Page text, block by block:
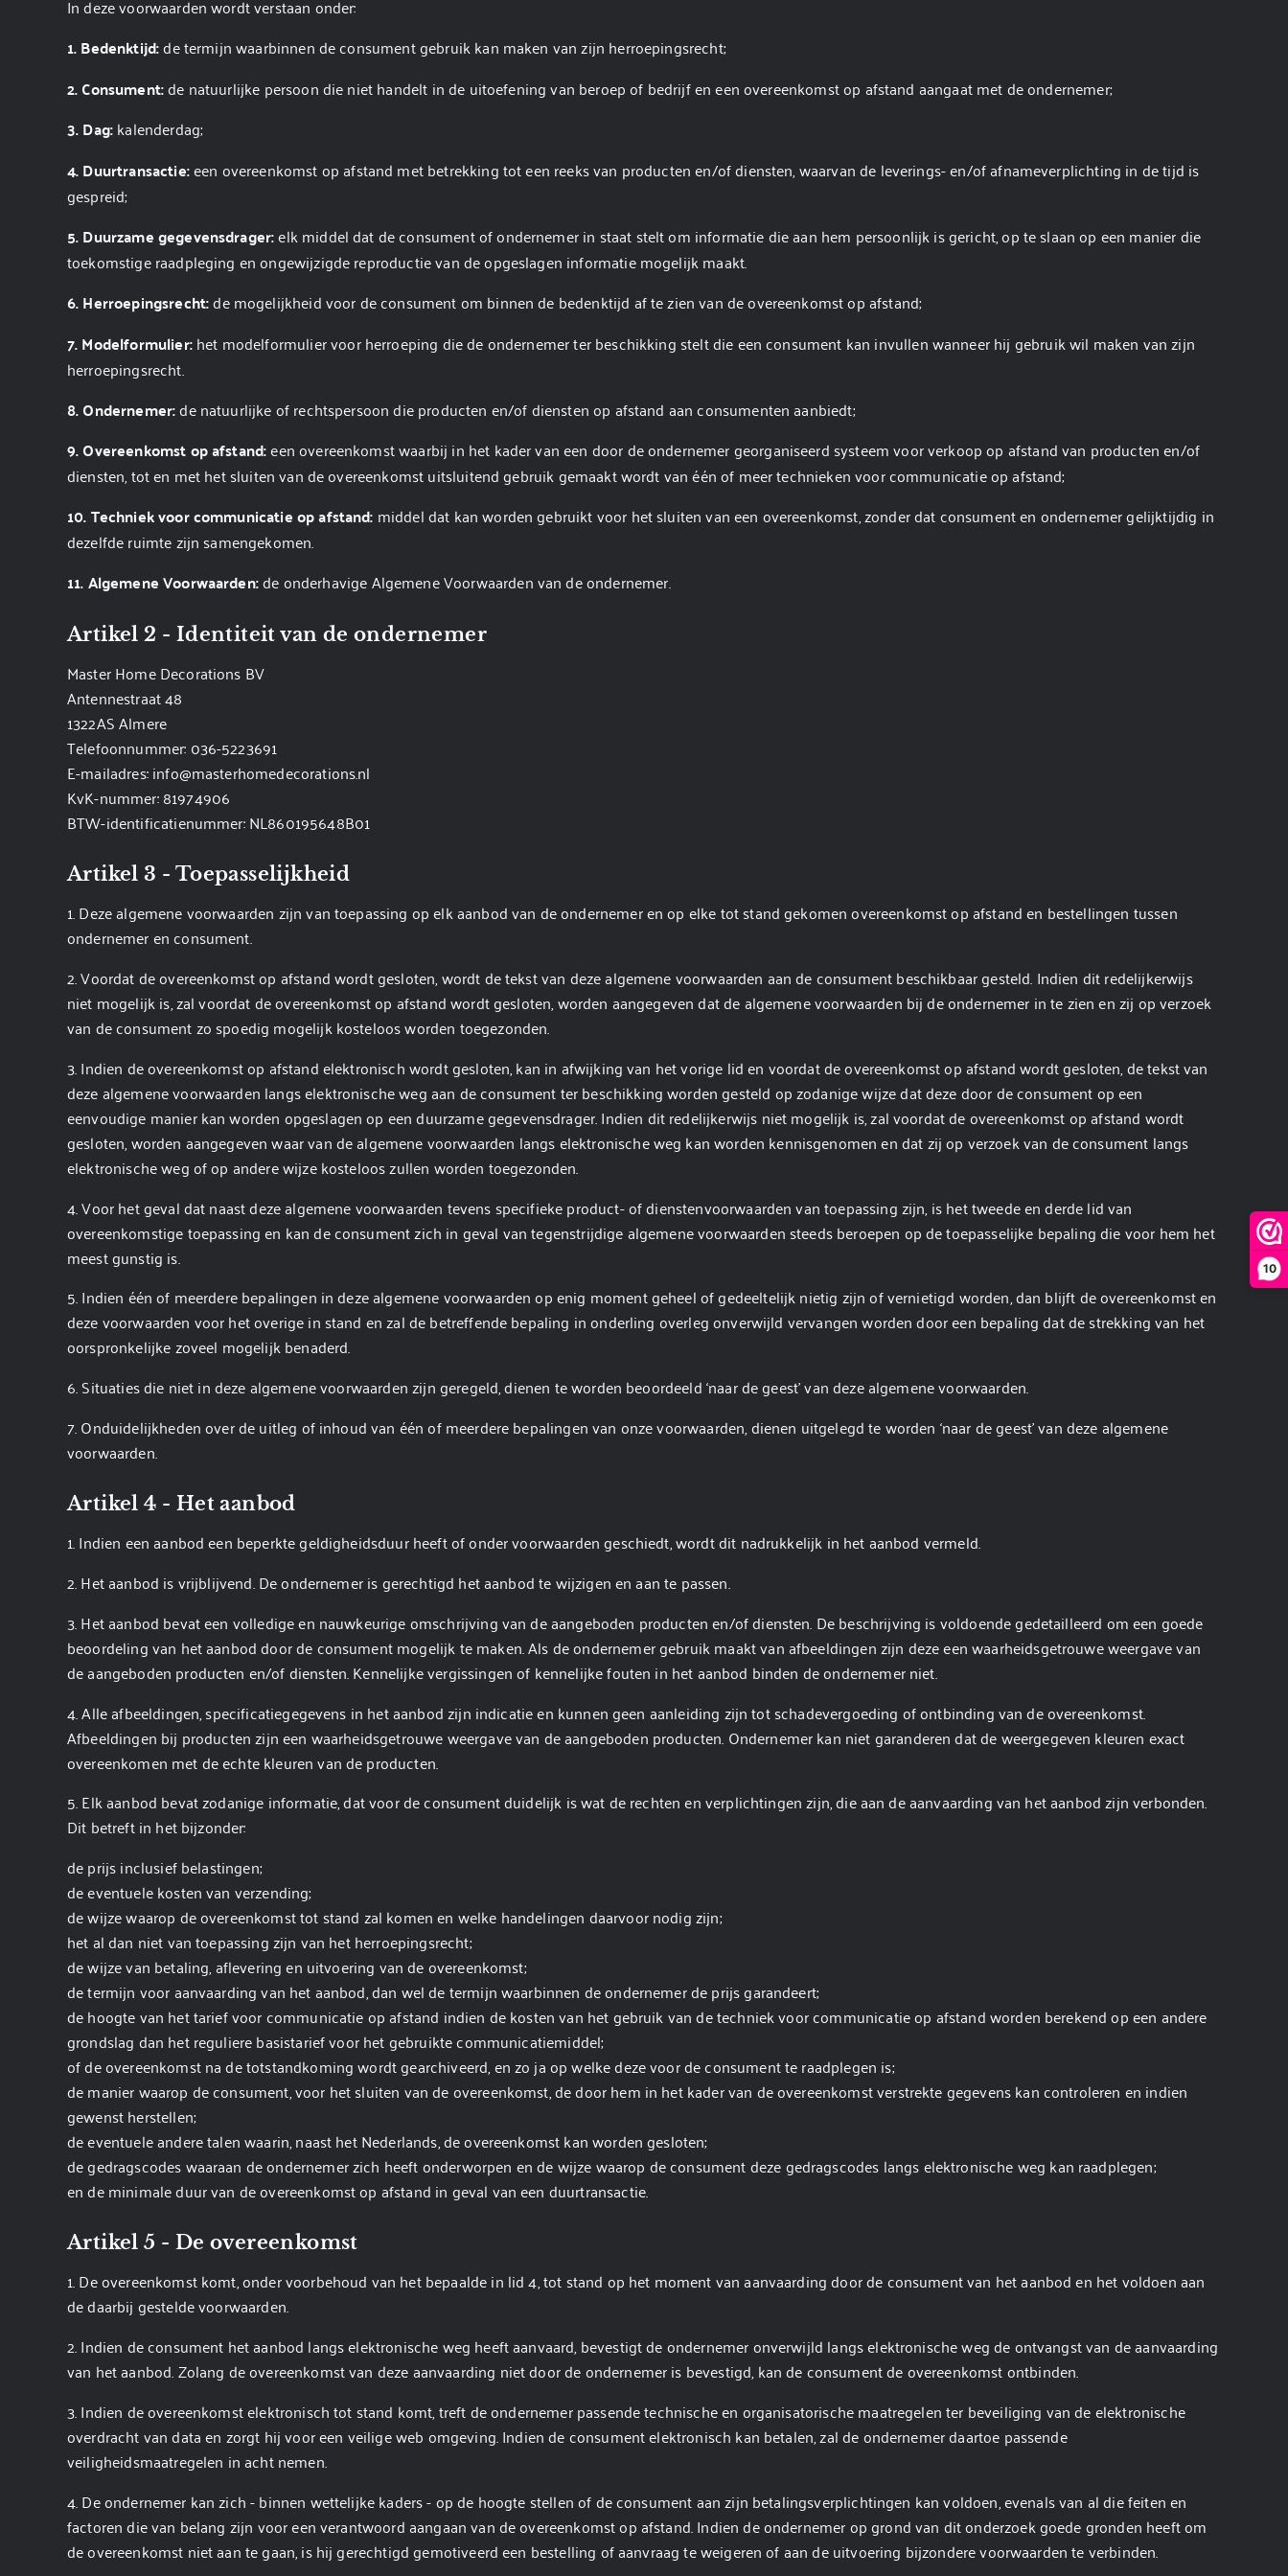
10
In deze voorwaarden wordt verstaan onder:
1. Bedenktijd:de termijn waarbinnen de consument gebruik kan maken van zijn herroepingsrecht;
2. Consument:de natuurlijke persoon die niet handelt in de uitoefening van beroep of bedrijf en een overeenkomst op afstand aangaat met de ondernemer;
3. Dag:kalenderdag;
4. Duurtransactie:een overeenkomst op afstand met betrekking tot een reeks van producten en/of diensten, waarvan de leverings- en/of afnameverplichting in de tijd is
gespreid;
5. Duurzame gegevensdrager:elk middel dat de consument of ondernemer in staat stelt om informatie die aan hem persoonlijk is gericht, op te slaan op een manier die
toekomstige raadpleging en ongewijzigde reproductie van de opgeslagen informatie mogelijk maakt.
6. Herroepingsrecht:de mogelijkheid voor de consument om binnen de bedenktijd af te zien van de overeenkomst op afstand;
7.Modelformulier:het modelformulier voor herroeping die de ondernemer ter beschikking stelt die een consument kan invullen wanneer hij gebruik wil maken van zijn
herroepingsrecht.
8. Ondernemer:de natuurlijke of rechtspersoon die producten en/of diensten op afstand aan consumenten aanbiedt;
9. Overeenkomst op afstand:een overeenkomst waarbij in het kader van een door de ondernemer georganiseerd systeem voor verkoop op afstand van producten en/of
diensten, tot en met het sluiten van de overeenkomst uitsluitend gebruik gemaakt wordt van één of meer technieken voor communicatie op afstand;
10. Techniek voor communicatie op afstand: middel dat kan worden gebruikt voor het sluiten van een overeenkomst, zonder dat consument en ondernemer gelijktijdig in
dezelfde ruimte zijn samengekomen.
11. Algemene Voorwaarden:de onderhavige Algemene Voorwaarden van de ondernemer.
Artikel 2 - Identiteit van de ondernemer
Master Home Decorations BV
Antennestraat 48
1322AS Almere
Telefoonnummer: 036-5223691
E-mailadres: info@masterhomedecorations.nl
KvK-nummer: 81974906
BTW-identificatienummer: NL860195648B01
Artikel 3 - Toepasselijkheid
1. Deze algemene voorwaarden zijn van toepassing op elk aanbod van de ondernemer en op elke tot stand gekomen overeenkomst op afstand en bestellingen tussen
ondernemer en consument.
2. Voordat de overeenkomst op afstand wordt gesloten, wordt de tekst van deze algemene voorwaarden aan de consument beschikbaar gesteld. Indien dit redelijkerwijs
niet mogelijk is, zal voordat de overeenkomst op afstand wordt gesloten, worden aangegeven dat de algemene voorwaarden bij de ondernemer in te zien en zij op verzoek
van de consument zo spoedig mogelijk kosteloos worden toegezonden.
3. Indien de overeenkomst op afstand elektronisch wordt gesloten, kan in afwijking van het vorige lid en voordat de overeenkomst op afstand wordt gesloten, de tekst van
deze algemene voorwaarden langs elektronische weg aan de consument ter beschikking worden gesteld op zodanige wijze dat deze door de consument op een
eenvoudige manier kan worden opgeslagen op een duurzame gegevensdrager. Indien dit redelijkerwijs niet mogelijk is, zal voordat de overeenkomst op afstand wordt
gesloten, worden aangegeven waar van de algemene voorwaarden langs elektronische weg kan worden kennisgenomen en dat zij op verzoek van de consument langs
elektronische weg of op andere wijze kosteloos zullen worden toegezonden.
4. Voor het geval dat naast deze algemene voorwaarden tevens specifieke product- of dienstenvoorwaarden van toepassing zijn, is het tweede en derde lid van
overeenkomstige toepassing en kan de consument zich in geval van tegenstrijdige algemene voorwaarden steeds beroepen op de toepasselijke bepaling die voor hem het
meest gunstig is.
5. Indien één of meerdere bepalingen in deze algemene voorwaarden op enig moment geheel of gedeeltelijk nietig zijn of vernietigd worden, dan blijft de overeenkomst en
deze voorwaarden voor het overige in stand en zal de betreffende bepaling in onderling overleg onverwijld vervangen worden door een bepaling dat de strekking van het
oorspronkelijke zoveel mogelijk benaderd.
6. Situaties die niet in deze algemene voorwaarden zijn geregeld, dienen te worden beoordeeld ‘naar de geest’ van deze algemene voorwaarden.
7. Onduidelijkheden over de uitleg of inhoud van één of meerdere bepalingen van onze voorwaarden, dienen uitgelegd te worden ‘naar de geest’ van deze algemene
voorwaarden.
Artikel 4 - Het aanbod
1. Indien een aanbod een beperkte geldigheidsduur heeft of onder voorwaarden geschiedt, wordt dit nadrukkelijk in het aanbod vermeld.
2. Het aanbod is vrijblijvend. De ondernemer is gerechtigd het aanbod te wijzigen en aan te passen.
3. Het aanbod bevat een volledige en nauwkeurige omschrijving van de aangeboden producten en/of diensten. De beschrijving is voldoende gedetailleerd om een goede
beoordeling van het aanbod door de consument mogelijk te maken. Als de ondernemer gebruik maakt van afbeeldingen zijn deze een waarheidsgetrouwe weergave van
de aangeboden producten en/of diensten. Kennelijke vergissingen of kennelijke fouten in het aanbod binden de ondernemer niet.
4. Alle afbeeldingen, specificatiegegevens in het aanbod zijn indicatie en kunnen geen aanleiding zijn tot schadevergoeding of ontbinding van de overeenkomst.
Afbeeldingen bij producten zijn een waarheidsgetrouwe weergave van de aangeboden producten. Ondernemer kan niet garanderen dat de weergegeven kleuren exact
overeenkomen met de echte kleuren van de producten.
5. Elk aanbod bevat zodanige informatie, dat voor de consument duidelijk is wat de rechten en verplichtingen zijn, die aan de aanvaarding van het aanbod zijn verbonden.
Dit betreft in het bijzonder:
de prijs inclusief belastingen;
de eventuele kosten van verzending;
de wijze waarop de overeenkomst tot stand zal komen en welke handelingen daarvoor nodig zijn;
het al dan niet van toepassing zijn van het herroepingsrecht;
de wijze van betaling, aflevering en uitvoering van de overeenkomst;
de termijn voor aanvaarding van het aanbod, dan wel de termijn waarbinnen de ondernemer de prijs garandeert;
de hoogte van het tarief voor communicatie op afstand indien de kosten van het gebruik van de techniek voor communicatie op afstand worden berekend op een andere
grondslag dan het reguliere basistarief voor het gebruikte communicatiemiddel;
of de overeenkomst na de totstandkoming wordt gearchiveerd, en zo ja op welke deze voor de consument te raadplegen is;
de manier waarop de consument, voor het sluiten van de overeenkomst, de door hem in het kader van de overeenkomst verstrekte gegevens kan controleren en indien
gewenst herstellen;
de eventuele andere talen waarin, naast het Nederlands, de overeenkomst kan worden gesloten;
de gedragscodes waaraan de ondernemer zich heeft onderworpen en de wijze waarop de consument deze gedragscodes langs elektronische weg kan raadplegen;
en de minimale duur van de overeenkomst op afstand in geval van een duurtransactie.
Artikel 5 - De overeenkomst
1. De overeenkomst komt, onder voorbehoud van het bepaalde in lid 4, tot stand op het moment van aanvaarding door de consument van het aanbod en het voldoen aan
de daarbij gestelde voorwaarden.
2. Indien de consument het aanbod langs elektronische weg heeft aanvaard, bevestigt de ondernemer onverwijld langs elektronische weg de ontvangst van de aanvaarding
van het aanbod. Zolang de overeenkomst van deze aanvaarding niet door de ondernemer is bevestigd, kan de consument de overeenkomst ontbinden.
3. Indien de overeenkomst elektronisch tot stand komt, treft de ondernemer passende technische en organisatorische maatregelen ter beveiliging van de elektronische
overdracht van data en zorgt hij voor een veilige web omgeving. Indien de consument elektronisch kan betalen, zal de ondernemer daartoe passende
veiligheidsmaatregelen in acht nemen.
4. De ondernemer kan zich - binnen wettelijke kaders - op de hoogte stellen of de consument aan zijn betalingsverplichtingen kan voldoen, evenals van al die feiten en
factoren die van belang zijn voor een verantwoord aangaan van de overeenkomst op afstand. Indien de ondernemer op grond van dit onderzoek goede gronden heeft om
de overeenkomst niet aan te gaan, is hij gerechtigd gemotiveerd een bestelling of aanvraag te weigeren of aan de uitvoering bijzondere voorwaarden te verbinden.